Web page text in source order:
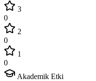
3
0
2
0
1
0
Akademik Etki